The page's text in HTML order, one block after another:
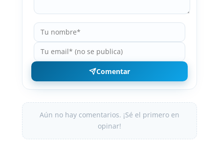
Comentar
Aún no hay comentarios. ¡Sé el primero en
opinar!